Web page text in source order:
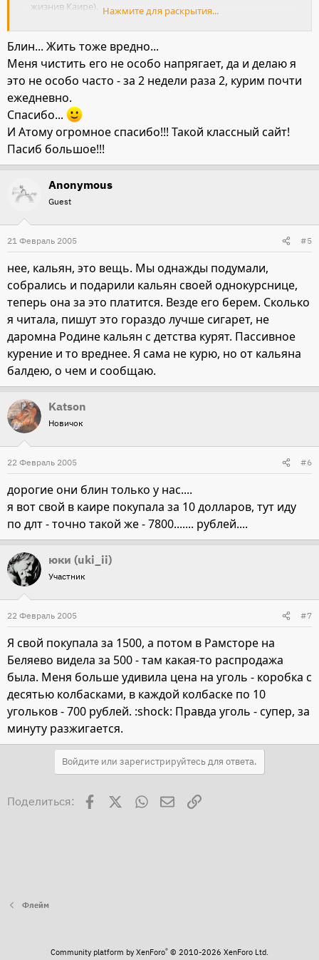
жизнив Каире).
врач говорит, что во-первых легкие меньше
травмируются, так как дым холодный, а очитка через
воду идет - больше всякого дерьма в ней оседает.... воду
сливали??? видели????? а вообще КУРИТЬ ВРЕДНО
Нажмите для раскрытия...
Блин... Жить тоже вредно...
Меня чистить его не особо напрягает, да и делаю я
это не особо часто - за 2 недели раза 2, курим почти
ежедневно.
Спасибо...
И Атому огромное спасибо!!! Такой классный сайт!
Пасиб большое!!!
Anonymous
Guest
21 Февраль 2005 #5
нее, кальян, это вещь. Мы однажды подумали,
собрались и подарили кальян своей однокурснице,
теперь она за это платится. Везде его берем. Сколько
я читала, пишут это гораздо лучше сигарет, не
даромна Родине кальян с детства курят. Пассивное
курение и то вреднее. Я сама не курю, но от кальяна
балдею, о чем и сообщаю.
Katson
Новичок
22 Февраль 2005 #6
дорогие они блин только у нас....
я вот свой в каире покупала за 10 долларов, тут иду
по длт - точно такой же - 7800....... рублей....
юки (uki_ii)
Участник
22 Февраль 2005 #7
Я свой покупала за 1500, а потом в Рамсторе на
Беляево видела за 500 - там какая-то распродажа
была. Меня больше удивила цена на уголь - коробка с
десятью колбасками, в каждой колбаске по 10
угольков - 700 рублей. :shock: Правда уголь - супер, за
минуту разжигается.
Войдите или зарегистрируйтесь для ответа.
Поделиться: Facebook WhatsAppЭлектронная почта
Ссылка
Флейм
Community platform by XenForo® © 2010-2026 XenForo Ltd.